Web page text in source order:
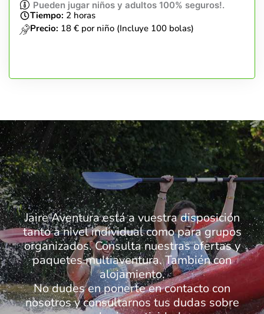
Pueden jugar niños y adultos 100% seguros!.
Tiempo: 2 horas
Precio: 18 € por niño (Incluye 100 bolas)
Jaire Aventura está a vuestra disposición
tanto a nivel individual como para grupos
organizados. Consulta nuestras ofertas y
paquetes multiaventura. También con
alojamiento.
No dudes en ponerte en contacto con
nosotros y consultarnos tus dudas sobre